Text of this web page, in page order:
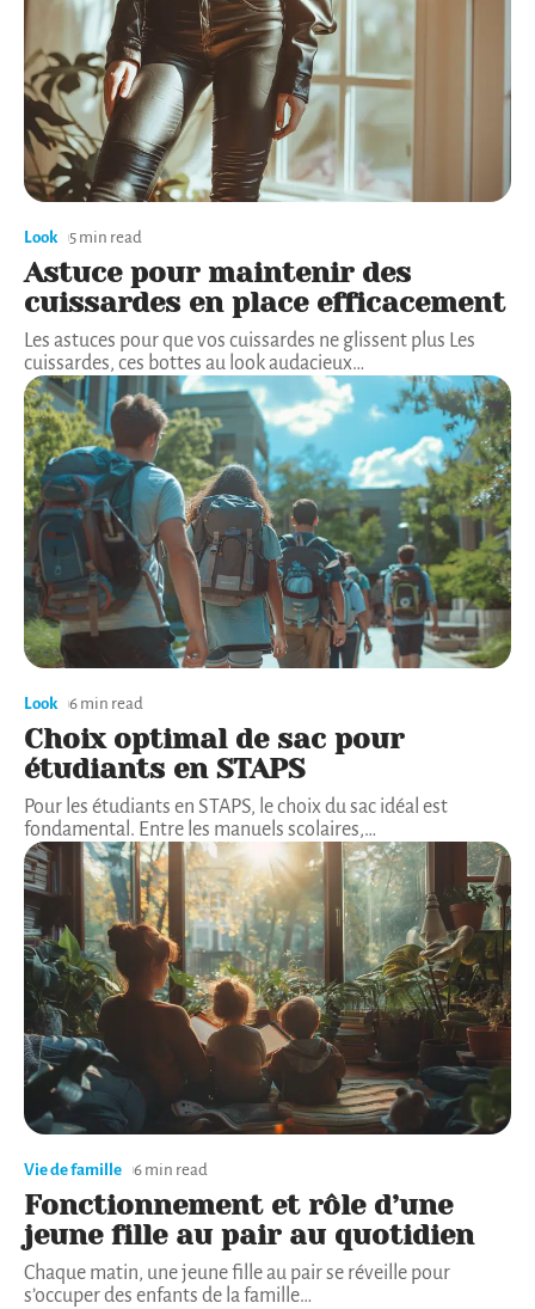
Look 5 min read
Astuce pour maintenir des
cuissardes en place efficacement
Les astuces pour que vos cuissardes ne glissent plus Les
cuissardes, ces bottes au look audacieux…
Look 6 min read
Choix optimal de sac pour
étudiants en STAPS
Pour les étudiants en STAPS, le choix du sac idéal est
fondamental. Entre les manuels scolaires,…
Vie de famille 6 min read
Fonctionnement et rôle d’une
jeune fille au pair au quotidien
Chaque matin, une jeune fille au pair se réveille pour
s’occuper des enfants de la famille…